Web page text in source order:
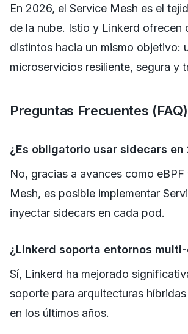
En 2026, el Service Mesh es el
de la nube. Istio y Linkerd ofrecen
distintos hacia un mismo objetivo:
microservicios resiliente, segura y
Preguntas Frecuentes (FAQ)
¿Es obligatorio usar sidecars en
No, gracias a avances como
Mesh, es posible implementar
inyectar sidecars en cada pod.
¿Linkerd soporta entornos
Sí, Linkerd ha mejorado
soporte para arquitecturas
en los últimos años.